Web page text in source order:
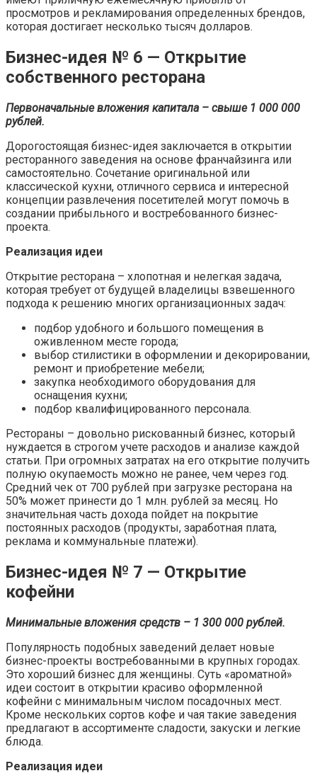
просмотров и рекламирования определенных брендов,
которая достигает несколько тысяч долларов.
Бизнес-идея № 6 — Открытие
собственного ресторана
Первоначальные вложения капитала – свыше 1 000 000
рублей.
Дорогостоящая бизнес-идея заключается в открытии
ресторанного заведения на основе франчайзинга или
самостоятельно. Сочетание оригинальной или
классической кухни, отличного сервиса и интересной
концепции развлечения посетителей могут помочь в
создании прибыльного и востребованного бизнес-
проекта.
Реализация идеи
Открытие ресторана – хлопотная и нелегкая задача,
которая требует от будущей владелицы взвешенного
подхода к решению многих организационных задач:
подбор удобного и большого помещения в
оживленном месте города;
выбор стилистики в оформлении и декорировании,
ремонт и приобретение мебели;
закупка необходимого оборудования для
оснащения кухни;
подбор квалифицированного персонала.
Рестораны – довольно рискованный бизнес, который
нуждается в строгом учете расходов и анализе каждой
статьи. При огромных затратах на его открытие получить
полную окупаемость можно не ранее, чем через год.
Средний чек от 700 рублей при загрузке ресторана на
50% может принести до 1 млн. рублей за месяц. Но
значительная часть дохода пойдет на покрытие
постоянных расходов (продукты, заработная плата,
реклама и коммунальные платежи).
Бизнес-идея № 7 — Открытие
кофейни
Минимальные вложения средств – 1 300 000 рублей.
Популярность подобных заведений делает новые
бизнес-проекты востребованными в крупных городах.
Это хороший бизнес для женщины. Суть «ароматной»
идеи состоит в открытии красиво оформленной
кофейни с минимальным числом посадочных мест.
Кроме нескольких сортов кофе и чая такие заведения
предлагают в ассортименте сладости, закуски и легкие
блюда.
Реализация идеи